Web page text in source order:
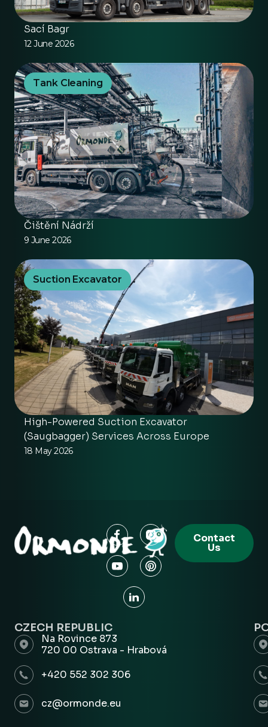
Sací Bagr
12 June 2026
Tank Cleaning
Čištění Nádrží
9 June 2026
Suction Excavator
High-Powered Suction Excavator
(Saugbagger) Services Across Europe
18 May 2026
Contact
Us
CZECH REPUBLIC
Na Rovince 873
720 00 Ostrava - Hrabová
+420 552 302 306
cz@ormonde.eu